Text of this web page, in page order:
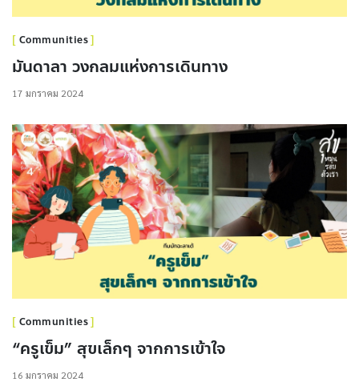
Communities
มันดาลา วงกลมแห่งการเดินทาง
17 มกราคม 2024
Communities
“ครูเข็ม” สุขเล็กๆ จากการเข้าใจ
16 มกราคม 2024